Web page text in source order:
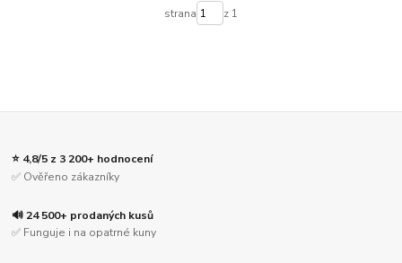
strana z 1
⭐ 4,8/5 z 3 200+ hodnocení
✅ Ověřeno zákazníky
🔊 24 500+ prodaných kusů
✅ Funguje i na opatrné kuny